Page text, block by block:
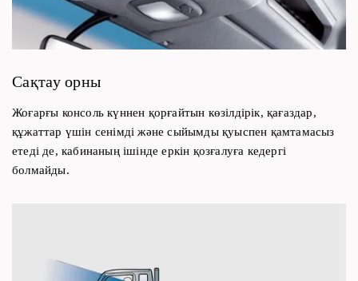
Сақтау орны
Жоғарғы консоль күннен қорғайтын көзілдірік, қағаздар,
құжаттар үшін сенімді және сыйымды қуыспен қамтамасыз
етеді де, кабинаның ішінде еркін қозғалуға кедергі
болмайды.